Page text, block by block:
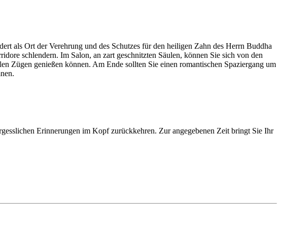
als Ort der Verehrung und des Schutzes für den heiligen Zahn des Herrn Buddha
schlendern. Im Salon, an zart geschnitzten Säulen, können Sie sich von den
Zügen genießen können. Am Ende sollten Sie einen romantischen Spaziergang um
Erinnerungen im Kopf zurückkehren. Zur angegebenen Zeit bringt Sie Ihr